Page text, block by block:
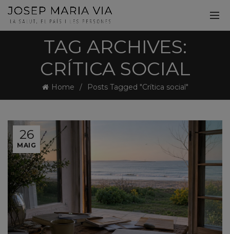
TAG ARCHIVES:
CRÍTICA SOCIAL
Home Posts Tagged "Crítica social"
26
MAIG